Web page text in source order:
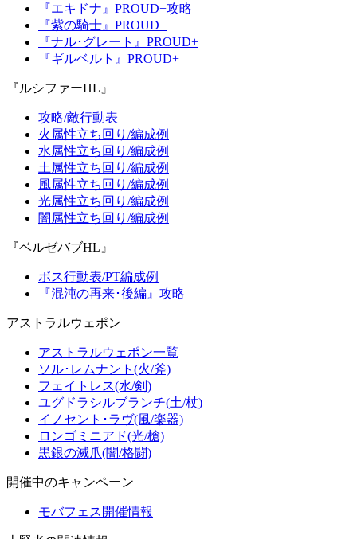
『エキドナ』PROUD+攻略
『紫の騎士』PROUD+
『ナル･グレート』PROUD+
『ギルベルト』PROUD+
『ルシファーHL』
攻略/敵行動表
火属性立ち回り/編成例
水属性立ち回り/編成例
土属性立ち回り/編成例
風属性立ち回り/編成例
光属性立ち回り/編成例
闇属性立ち回り/編成例
『ベルゼバブHL』
ボス行動表/PT編成例
『混沌の再来･後編』攻略
アストラルウェポン
アストラルウェポン一覧
ソル･レムナント(火/斧)
フェイトレス(水/剣)
ユグドラシルブランチ(土/杖)
イノセント･ラヴ(風/楽器)
ロンゴミニアド(光/槍)
黒銀の滅爪(闇/格闘)
開催中のキャンペーン
モバフェス開催情報